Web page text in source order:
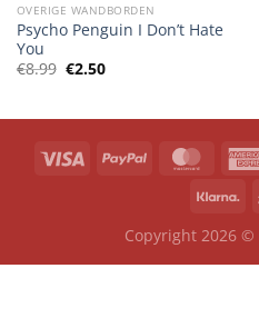
OVERIGE WANDBORDEN
Psycho Penguin I Don’t Hate
You
€8.99 Oorspronkelijke
prijs
€2.50Huidige
prijs
Copyright 2026 ©